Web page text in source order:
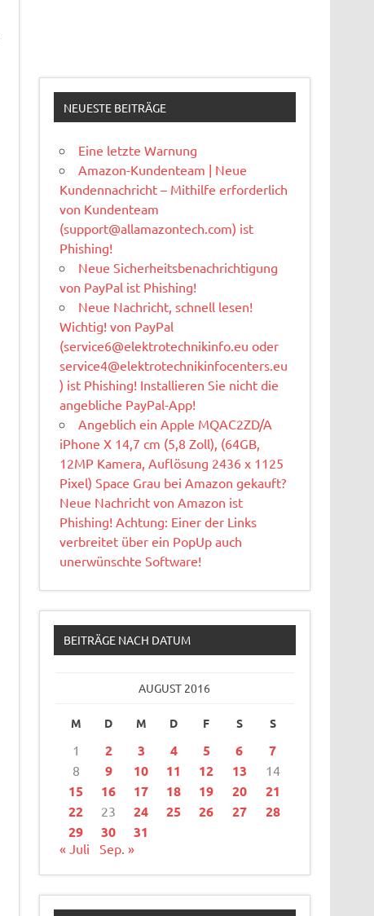
NEUESTE BEITRÄGE
Eine letzte Warnung
Amazon-Kundenteam | Neue
Kundennachricht – Mithilfe erforderlich
von Kundenteam
(support@allamazontech.com) ist
Phishing!
Neue Sicherheitsbenachrichtigung
von PayPal ist Phishing!
Neue Nachricht, schnell lesen!
Wichtig! von PayPal
(service6@elektrotechnikinfo.eu oder
service4@elektrotechnikinfocenters.eu
) ist Phishing! Installieren Sie nicht die
angebliche PayPal-App!
Angeblich ein Apple MQAC2ZD/A
iPhone X 14,7 cm (5,8 Zoll), (64GB,
12MP Kamera, Auflösung 2436 x 1125
Pixel) Space Grau bei Amazon gekauft?
Neue Nachricht von Amazon ist
Phishing! Achtung: Einer der Links
verbreitet über ein PopUp auch
unerwünschte Software!
BEITRÄGE NACH DATUM
AUGUST 2016
M D M D F S S
1 2 3 4 5 6 7
8 9 10 11 12 13 14
15 16 17 18 19 20
21
22
23 24 25 26 27
28
29
30 31
« Juli Sep. »